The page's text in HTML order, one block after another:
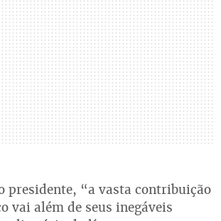
presidente, “a vasta contribuição
vai além de seus inegáveis